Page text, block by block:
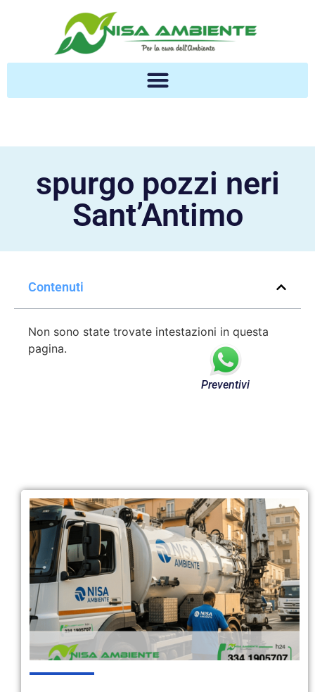
spurgo pozzi neri
Sant’Antimo
Contenuti
Non sono state trovate intestazioni in questa
pagina.
Preventivi